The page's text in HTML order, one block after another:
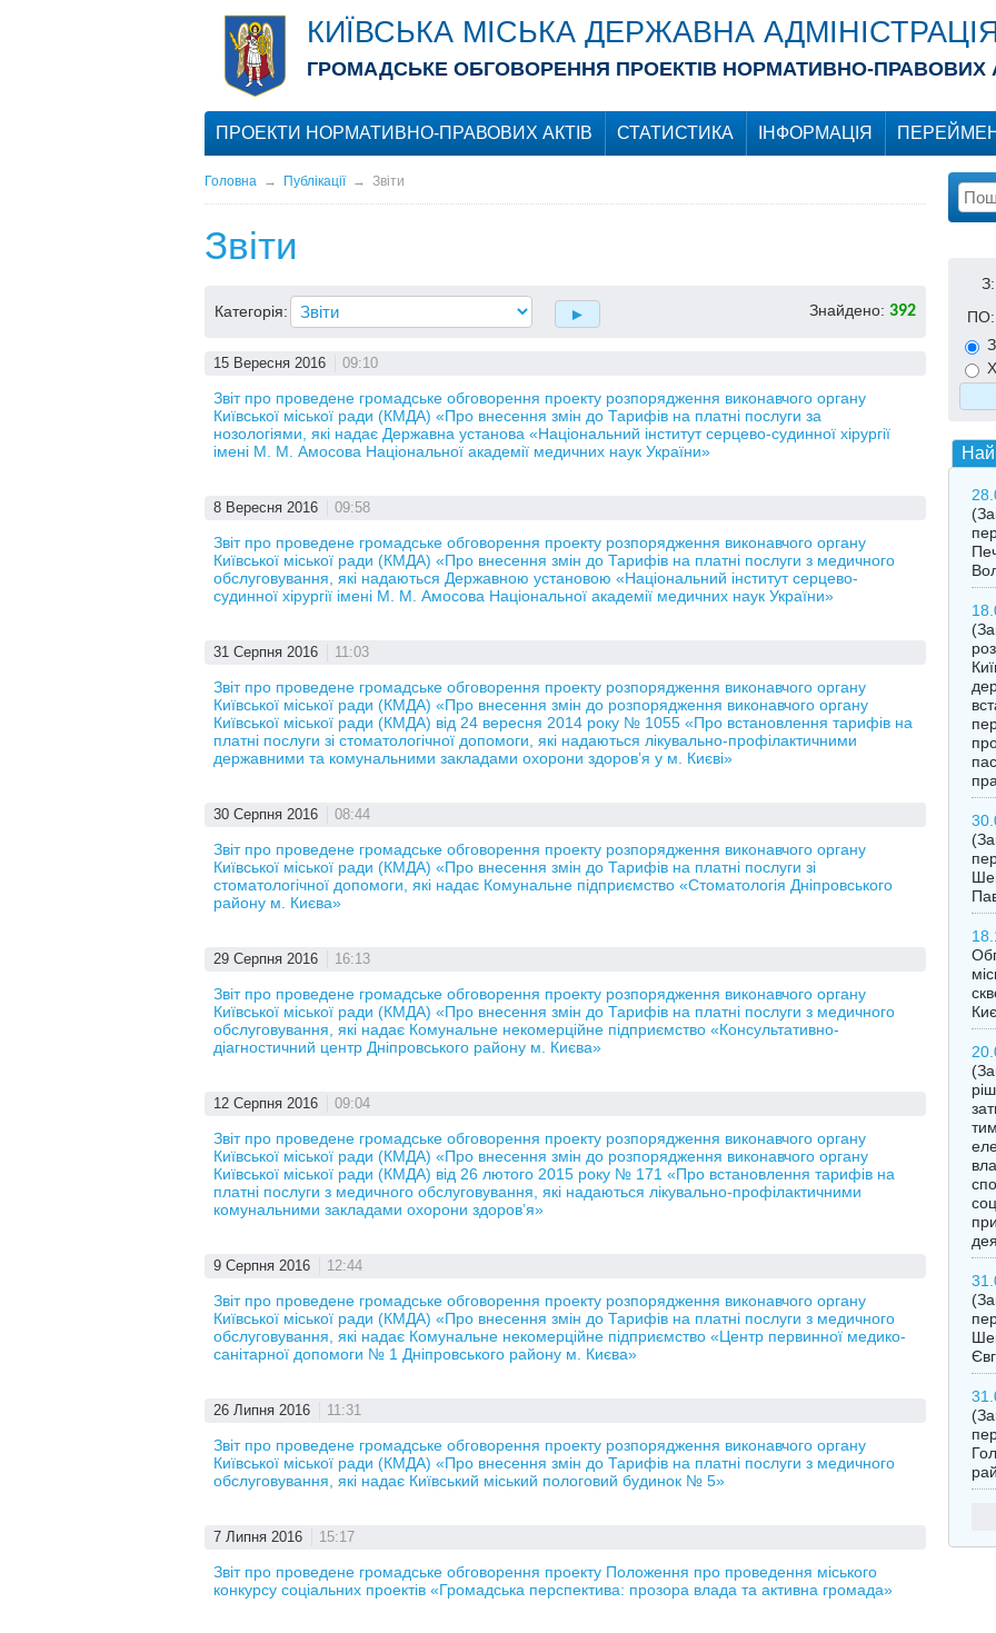
КИЇВСЬКА МІСЬКА ДЕРЖАВНА
ГРОМАДСЬКЕ ОБГОВОРЕННЯ ПРОЕКТІВ НОРМАТИВНО-ПРАВОВИХ
ПРОЕКТИ НОРМАТИВНО-ПРАВОВИХ АКТІВ СТАТИСТИКА ІНФОРМАЦІЯ
Головна→ Публікації→ Звіти
Звіти
Категорія: Знайдено: 392
15 Вересня 2016 09:10
Звіт про проведене громадське обговорення проекту розпорядження виконавчого органу
Київської міської ради (КМДА) «Про внесення змін до Тарифів на платні послуги за
нозологіями, які надає Державна установа «Національний інститут серцево-судинної хірургії
імені М. М. Амосова Національної академії медичних наук України»
8 Вересня 2016 09:58
Звіт про проведене громадське обговорення проекту розпорядження виконавчого органу
Київської міської ради (КМДА) «Про внесення змін до Тарифів на платні послуги з медичного
обслуговування, які надаються Державною установою «Національний інститут серцево-
судинної хірургії імені М. М. Амосова Національної академії медичних наук України»
31 Серпня 2016 11:03
Звіт про проведене громадське обговорення проекту розпорядження виконавчого органу
Київської міської ради (КМДА) «Про внесення змін до розпорядження виконавчого органу
Київської міської ради (КМДА) від 24 вересня 2014 року № 1055 «Про встановлення тарифів на
платні послуги зі стоматологічної допомоги, які надаються лікувально-профілактичними
державними та комунальними закладами охорони здоров’я у м. Києві»
30 Серпня 2016 08:44
Звіт про проведене громадське обговорення проекту розпорядження виконавчого органу
Київської міської ради (КМДА) «Про внесення змін до Тарифів на платні послуги зі
стоматологічної допомоги, які надає Комунальне підприємство «Стоматологія Дніпровського
району м. Києва»
29 Серпня 2016 16:13
Звіт про проведене громадське обговорення проекту розпорядження виконавчого органу
Київської міської ради (КМДА) «Про внесення змін до Тарифів на платні послуги з медичного
обслуговування, які надає Комунальне некомерційне підприємство «Консультативно-
діагностичний центр Дніпровського району м. Києва»
12 Серпня 2016 09:04
Звіт про проведене громадське обговорення проекту розпорядження виконавчого органу
Київської міської ради (КМДА) «Про внесення змін до розпорядження виконавчого органу
Київської міської ради (КМДА) від 26 лютого 2015 року № 171 «Про встановлення тарифів на
платні послуги з медичного обслуговування, які надаються лікувально-профілактичними
комунальними закладами охорони здоров’я»
9 Серпня 2016 12:44
Звіт про проведене громадське обговорення проекту розпорядження виконавчого органу
Київської міської ради (КМДА) «Про внесення змін до Тарифів на платні послуги з медичного
обслуговування, які надає Комунальне некомерційне підприємство «Центр первинної медико-
санітарної допомоги № 1 Дніпровського району м. Києва»
26 Липня 2016 11:31
Звіт про проведене громадське обговорення проекту розпорядження виконавчого органу
Київської міської ради (КМДА) «Про внесення змін до Тарифів на платні послуги з медичного
обслуговування, які надає Київський міський пологовий будинок № 5»
7 Липня 2016 15:17
Звіт про проведене громадське обговорення проекту Положення про проведення міського
конкурсу соціальних проектів «Громадська перспектива: прозора влада та активна громада»
З:
ПО: